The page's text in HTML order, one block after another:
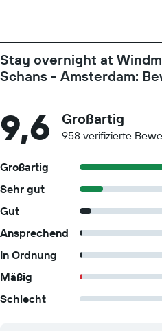
Stay overnight at
Schans - Amsterdam:
9,6 Großartig
958 verifizierte
Großartig
Sehr gut
Gut
Ansprechend
In Ordnung
Mäßig
Schlecht